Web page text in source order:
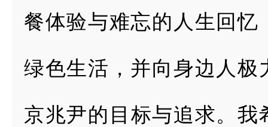
餐体验与难忘的人生回忆
绿色生活，并向身边 人极
京兆尹的目标与追求。我